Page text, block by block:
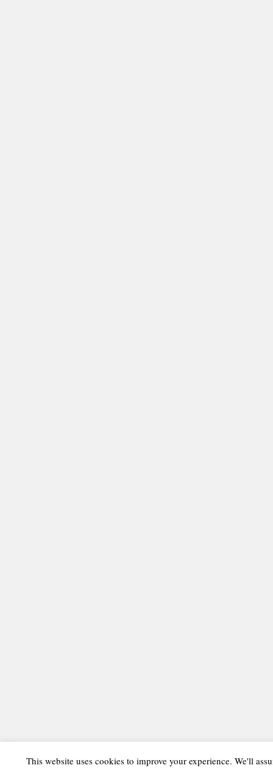
This website uses cookies to improve your experience. We'll